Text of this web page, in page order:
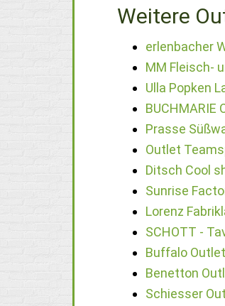
Weitere
erlenbacher
MM Fleisch-
Ulla Popken
BUCHMARIE
Prasse
Outlet
Ditsch Cool
Sunrise
Lorenz
SCHOTT -
Buffalo
Benetton
Schiesser